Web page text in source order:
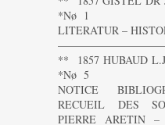
*Nø 1
LITERATUR –
** 1857 HUBAUD
*Nø 5
NOTICE
RECUEIL DES
PIERRE ARETIN –